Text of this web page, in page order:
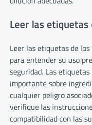
Leer las
Leer las etiquetas de
para entender su uso
seguridad. Las
importante sobre
cualquier peligro
verifique las
compatibilidad con las